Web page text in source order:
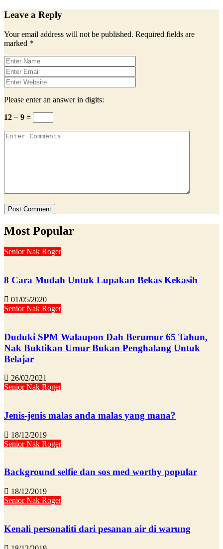
Leave a Reply
Your email address will not be published. Required fields are
marked *
Please enter an answer in digits:
12 − 9 =
Most Popular
Senior Nak Roger
8 Cara Mudah Untuk Lupakan Bekas Kekasih
01/05/2020
Senior Nak Roger
Duduki SPM Walaupon Dah Berumur 65 Tahun,
Nak Buktikan Umur Bukan Penghalang Untuk
Belajar
26/02/2021
Senior Nak Roger
Jenis-jenis malas anda malas yang mana?
18/12/2019
Senior Nak Roger
Background selfie dan sos med worthy popular
18/12/2019
Senior Nak Roger
Kenali personaliti dari pesanan air di warung